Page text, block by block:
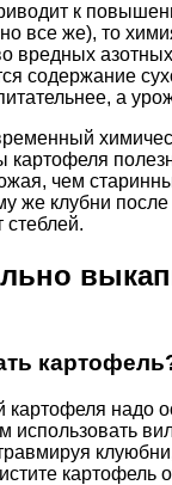
к
все же), то
вредных
содержание
а
картофеля
чем
же клубни
стеблей.
картофеля надо
использовать
картофель